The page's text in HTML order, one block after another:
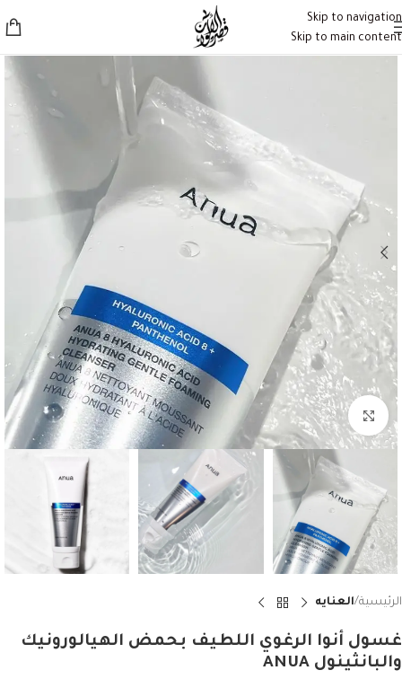
Skip to navigation
Skip to main content
Click to enlarge
الرئيسية العنايه
غسول أنوا الرغوي اللطيف بحمض الهيالورونيك
والبانثينول ANUA